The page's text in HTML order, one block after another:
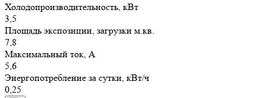
Холодопроизводительность, кВт
3,5
Площадь экспозиции, загрузки м.кв.
7,8
Максимальный ток, А
5,6
Энергопотребление за сутки, кВт/ч
0,25